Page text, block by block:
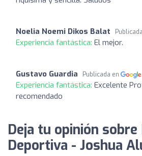
Noelia Noemi Dikos Balat
Experiencia fantástica: El mejor.
Gustavo Guardia Publicada en
Experiencia fantástica: Excelente
recomendado
Deja tu opinión
Deportiva - Joshua